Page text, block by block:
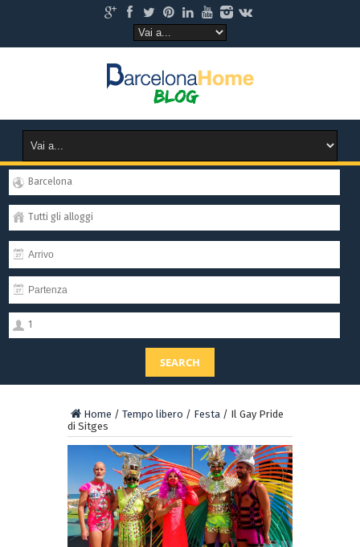
Barcelona
Tutti gli alloggi
1
SEARCH
Home / Tempo libero / Festa / Il Gay Pride
di Sitges